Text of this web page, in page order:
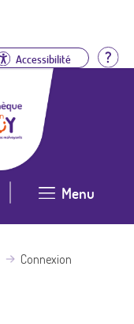
Accessibilité
Menu
Connexion